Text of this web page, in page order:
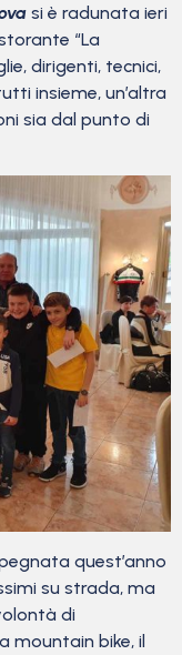
si è radunata ieri
“La
dirigenti, tecnici,
insieme, un’altra
sia dal punto di
quest’anno
su strada, ma
di
mountain bike, il